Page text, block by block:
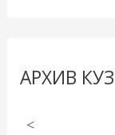
АРХИВ
<